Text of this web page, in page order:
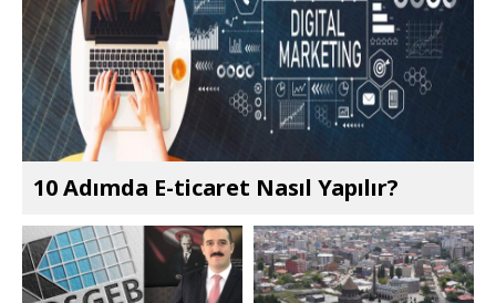
10 Adımda E-ticaret Nasıl Yapılır?